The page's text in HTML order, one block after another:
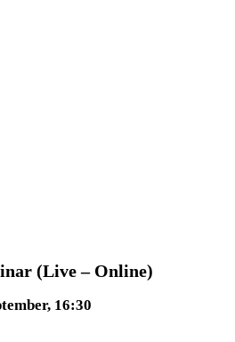
(Live – Online)
16:30